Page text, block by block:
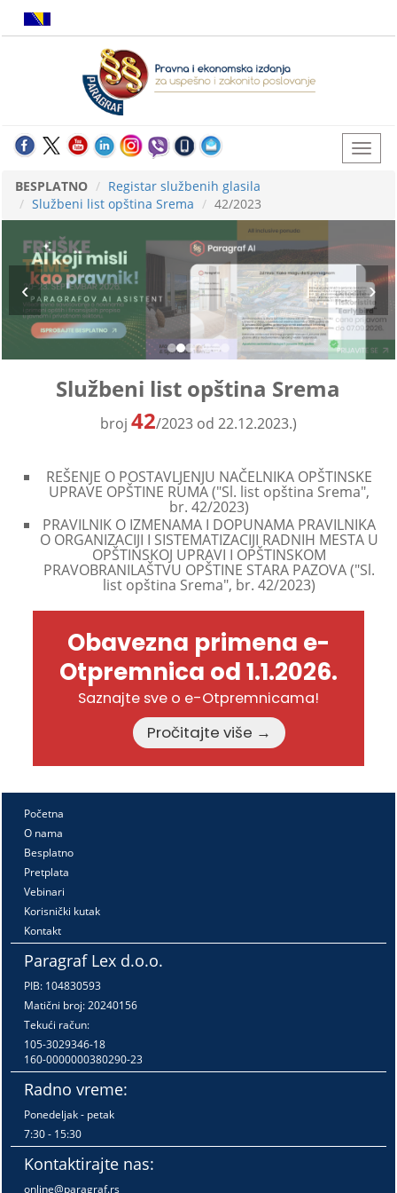
BESPLATNO
Registar službenih glasila
Službeni list opština Srema
42/2023
Službeni list opština Srema
broj 42/2023 od 22.12.2023.)
REŠENJE O POSTAVLJENJU NAČELNIKA OPŠTINSKE
UPRAVE OPŠTINE RUMA ("Sl. list opština Srema",
br. 42/2023)
PRAVILNIK O IZMENAMA I DOPUNAMA PRAVILNIKA
O ORGANIZACIJI I SISTEMATIZACIJI RADNIH MESTA U
OPŠTINSKOJ UPRAVI I OPŠTINSKOM
PRAVOBRANILAŠTVU OPŠTINE STARA PAZOVA ("Sl.
list opština Srema", br. 42/2023)
Obavezna primena e-
Otpremnica od 1.1.2026.
Saznajte sve o e-Otpremnicama!
Pročitajte više →
Početna
O nama
Besplatno
Pretplata
Vebinari
Korisnički kutak
Kontakt
Paragraf Lex d.o.o.
PIB: 104830593
Matični broj: 20240156
Tekući račun:
105-3029346-18
160-0000000380290-23
Radno vreme:
Ponedeljak - petak
7:30 - 15:30
Kontaktirajte nas:
online@paragraf.rs